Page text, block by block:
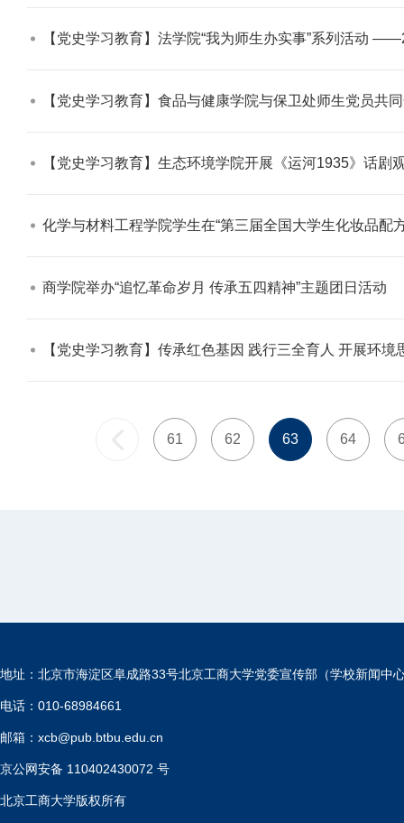
【党史学习教育】法学院“我为师生办实事”系列活动
【党史学习教育】食品与健康学院与保卫处师生党员共同开展“深入南窖汲
【党史学习教育】生态环境学院开展《运河1935》话剧
化学与材料工程学院学生在“第三届全国大学生化妆品配
商学院举办“追忆革命岁月 传承五四精神”主题团日活动​
【党史学习教育】传承红色基因 践行三全育人 开展环境思政 护航新人培养 公
61 62 63 64
地址：北京市海淀区阜成路33号北京工商大学党委宣传部（学校新闻中
电话：010-68984661
邮箱：xcb@pub.btbu.edu.cn
京公网安备 110402430072 号
北京工商大学版权所有